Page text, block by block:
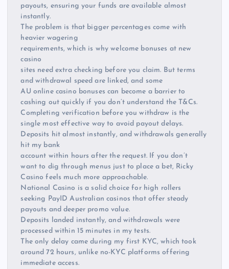
payouts, ensuring your funds are available almost
instantly.
The problem is that bigger percentages come with
heavier wagering
requirements, which is why welcome bonuses at new
casino
sites need extra checking before you claim. But terms
and withdrawal speed are linked, and some
AU online casino bonuses can become a barrier to
cashing out quickly if you don’t understand the T&Cs.
Completing verification before you withdraw is the
single most effective way to avoid payout delays.
Deposits hit almost instantly, and withdrawals generally
hit my bank
account within hours after the request. If you don’t
want to dig through menus just to place a bet, Ricky
Casino feels much more approachable.
National Casino is a solid choice for high rollers
seeking PayID Australian casinos that offer steady
payouts and deeper promo value.
Deposits landed instantly, and withdrawals were
processed within 15 minutes in my tests.
The only delay came during my first KYC, which took
around 72 hours, unlike no-KYC platforms offering
immediate access.